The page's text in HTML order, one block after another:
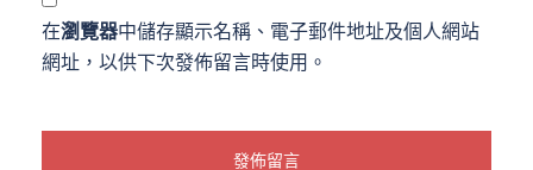
在瀏覽器中儲存顯示名稱、電子郵件地址及個人網站
網址，以供下次發佈留言時使用。